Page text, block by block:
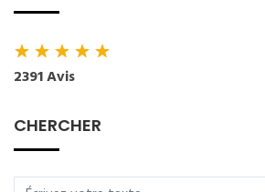
★★★★★
2391 Avis
CHERCHER